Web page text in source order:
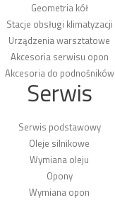
Geometria kół
Stacje obsługi klimatyzacji
Urządzenia warsztatowe
Akcesoria serwisu opon
Akcesoria do podnośników
Serwis
Serwis podstawowy
Oleje silnikowe
Wymiana oleju
Opony
Wymiana opon